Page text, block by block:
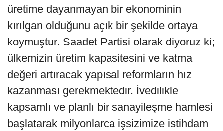
üretime dayanmayan bir ekonominin
kırılgan olduğunu açık bir şekilde ortaya
koymuştur. Saadet Partisi olarak diyoruz ki;
ülkemizin üretim kapasitesini ve katma
değeri artıracak yapısal reformların hız
kazanması gerekmektedir. İvedilikle
kapsamlı ve planlı bir sanayileşme hamlesi
başlatarak milyonlarca işsizimize istihdam